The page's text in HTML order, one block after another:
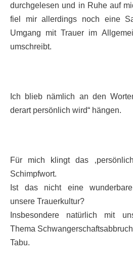
durchgelesen und in Ruhe auf
fiel mir allerdings noch eine
Umgang mit Trauer im
umschreibt.
Ich blieb nämlich an den
derart persönlich wird“ hängen.
Für mich klingt das
Schimpfwort.
Ist das nicht eine
unsere Trauerkultur?
Insbesondere natürlich mit
Thema
Tabu.